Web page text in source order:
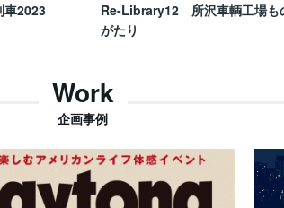
車2023
Re-Library12 所沢車輌工場も
がたり
Work
企画事例